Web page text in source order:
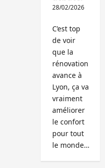
28/02/2026
C’est top
de voir
que la
rénovation
avance à
Lyon, ça va
vraiment
améliorer
le confort
pour tout
le monde…